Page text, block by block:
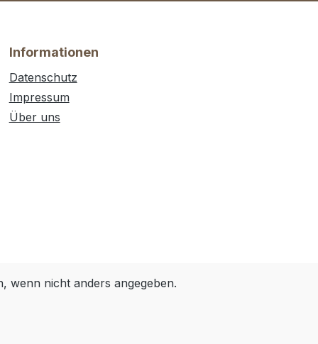
Informationen
Datenschutz
Impressum
Über uns
wenn nicht anders angegeben.